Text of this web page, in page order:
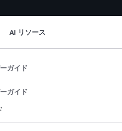
AI リソース
ガイド
ガイド